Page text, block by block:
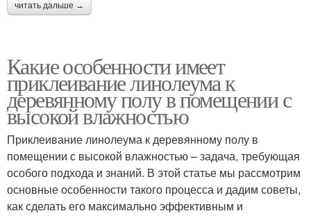
читать дальше →
Какие особенности имеет
приклеивание линолеума к
деревянному полу в помещении с
высокой влажностью
Приклеивание линолеума к деревянному полу в
помещении с высокой влажностью – задача, требующая
особого подхода и знаний. В этой статье мы рассмотрим
основные особенности такого процесса и дадим советы,
как сделать его максимально эффективным и